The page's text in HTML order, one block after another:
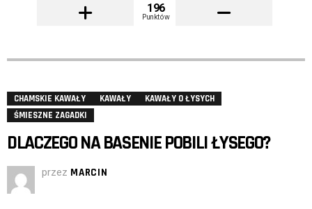
196
Punktów
CHAMSKIE KAWAŁY KAWAŁY
KAWAŁY O ŁYSYCH
ŚMIESZNE ZAGADKI
DLACZEGO NA BASENIE POBILI ŁYSEGO?
przez MARCIN